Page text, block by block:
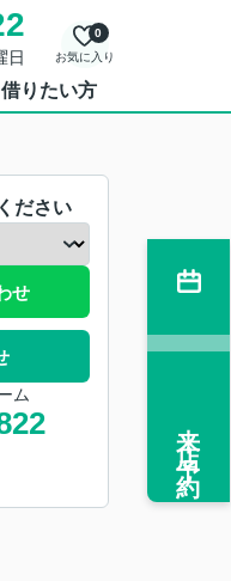
日 お気に入り
0
借りたい方
ださい
せ
ム
来店予約